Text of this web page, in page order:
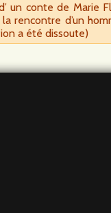
un conte de Marie
rencontre d’un
a été dissoute)